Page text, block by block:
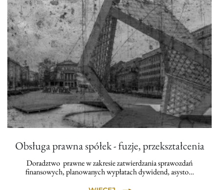
Obsługa prawna spółek - fuzje, przekształcenia
Doradztwo prawne w zakresie zatwierdzania sprawozdań
finansowych, planowanych wypłatach dywidend, asysto…